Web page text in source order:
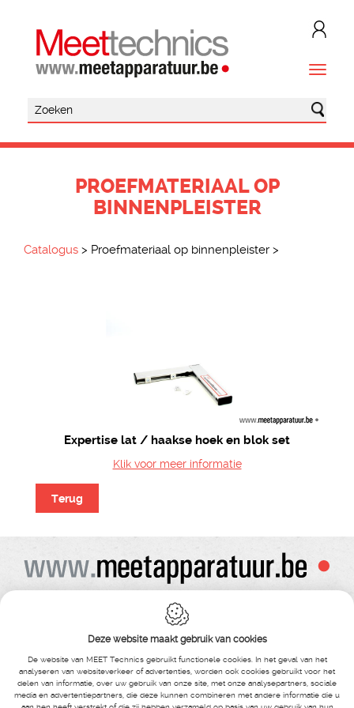
PROEFMATERIAAL OP
BINNENPLEISTER
Catalogus > Proefmateriaal op binnenpleister >
Expertise lat / haakse hoek en blok set
Klik voor meer informatie
Terug
Alle prijzen zijn onder voorbehoud van wijziging
Bij bestelling ontvangt u vooraf de levering steeds een orderbevestiging
Copyright© alle rechten voorbehouden , gehele of gedeeldelijke overname van
tekst ,foto’s , video’s , verveelvoudiging op welke wijze dan ook , is niet toegestaan
Technics
MEET Technics - Boterstraat 14 - Bosmolens - 8870 Izegem -
Deze website maakt gebruik van cookies
De website van MEET Technics gebruikt functionele cookies. In het geval van het
analyseren van websiteverkeer of advertenties, worden ook cookies gebruikt voor het
delen van informatie, over uw gebruik van onze site, met onze analysepartners, sociale
media en advertentiepartners, die deze kunnen combineren met andere informatie die u